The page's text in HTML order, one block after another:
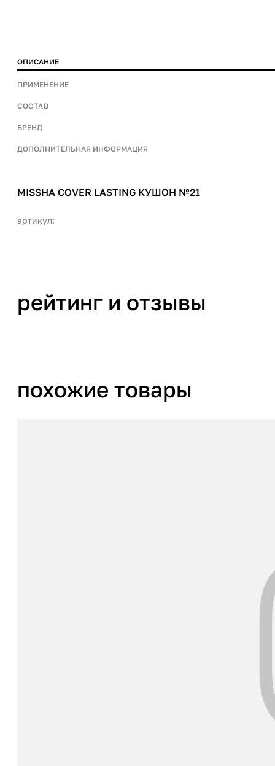
ОПИСАНИЕ
ПРИМЕНЕНИЕ
СОСТАВ
БРЕНД
ДОПОЛНИТЕЛЬНАЯ ИНФОРМАЦИЯ
MISSHA COVER LASTING КУШОН №21
артикул:
рейтинг и отзывы
похожие товары